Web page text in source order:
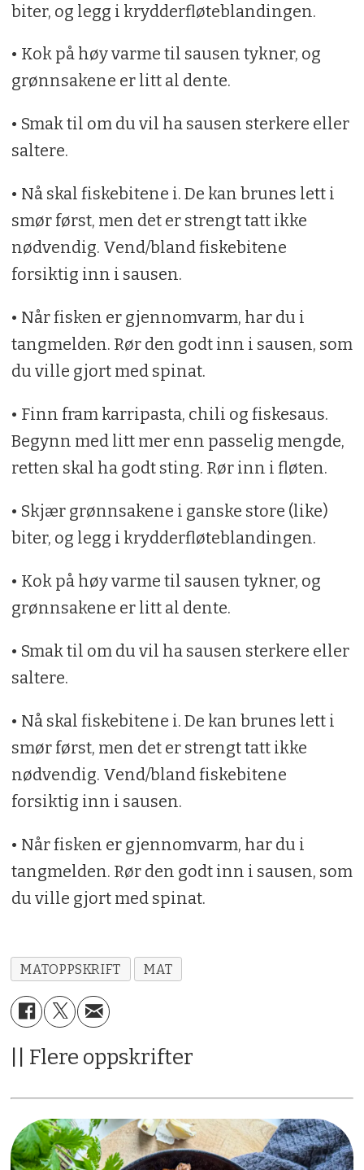
biter, og legg i krydderfløteblandingen.
• Kok på høy varme til sausen tykner, og
grønnsakene er litt al dente.
• Smak til om du vil ha sausen sterkere eller
saltere.
• Nå skal fiskebitene i. De kan brunes lett i
smør først, men det er strengt tatt ikke
nødvendig. Vend/bland fiskebitene
forsiktig inn i sausen.
• Når fisken er gjennomvarm, har du i
tangmelden. Rør den godt inn i sausen, som
du ville gjort med spinat.
• Finn fram karripasta, chili og fiskesaus.
Begynn med litt mer enn passelig mengde,
retten skal ha godt sting. Rør inn i fløten.
• Skjær grønnsakene i ganske store (like)
biter, og legg i krydderfløteblandingen.
• Kok på høy varme til sausen tykner, og
grønnsakene er litt al dente.
• Smak til om du vil ha sausen sterkere eller
saltere.
• Nå skal fiskebitene i. De kan brunes lett i
smør først, men det er strengt tatt ikke
nødvendig. Vend/bland fiskebitene
forsiktig inn i sausen.
• Når fisken er gjennomvarm, har du i
tangmelden. Rør den godt inn i sausen, som
du ville gjort med spinat.
MATOPPSKRIFT MAT
|| Flere oppskrifter